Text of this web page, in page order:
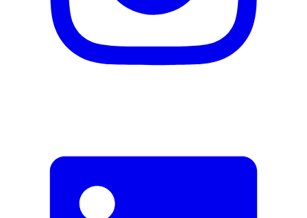
Description
Adresse e-mail (facultatif)